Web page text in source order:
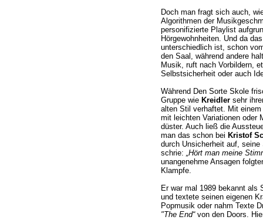
Doch man fragt sich auch,
Algorithmen der
personifizierte Playlist
Hörgewohnheiten. Und da
unterschiedlich ist, schon
den Saal, während andere
Musik, ruft nach Vorbildern,
Selbstsicherheit oder auch
Während Den Sorte Skole
Gruppe wie Kreidlersehr
alten Stil verhaftet. Mit
mit leichten Variationen oder
düster. Auch ließ die
man das schon bei Kristof
durch Unsicherheit auf,
schrie: „Hört man meine
unangenehme Ansagen
Klampfe.
Er war mal 1989 bekannt als
und textete seinen eigenen
Popmusik oder nahm Texte
"The End“von den Doors.